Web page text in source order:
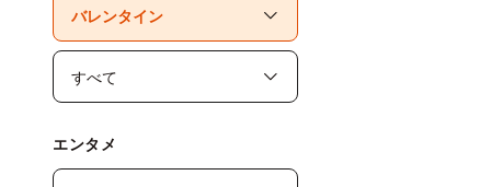
エンタメ